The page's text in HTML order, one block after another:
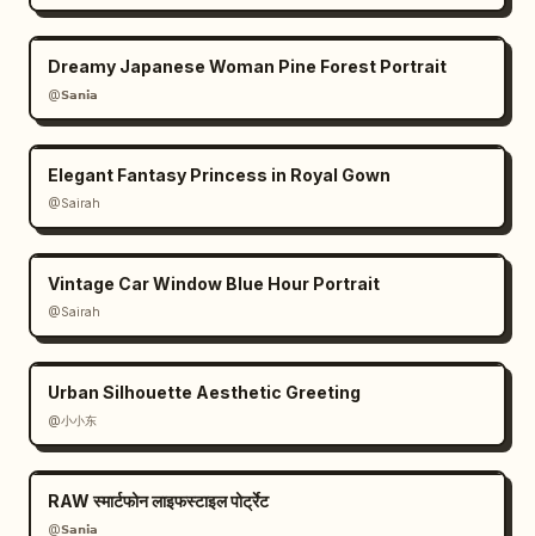
Dreamy Japanese Woman Pine Forest Portrait
@𝗦𝗮𝗻𝗶𝗮
Elegant Fantasy Princess in Royal Gown
@Sairah
Vintage Car Window Blue Hour Portrait
@Sairah
Urban Silhouette Aesthetic Greeting
@小小东
RAW स्मार्टफोन लाइफस्टाइल पोर्ट्रेट
@𝗦𝗮𝗻𝗶𝗮